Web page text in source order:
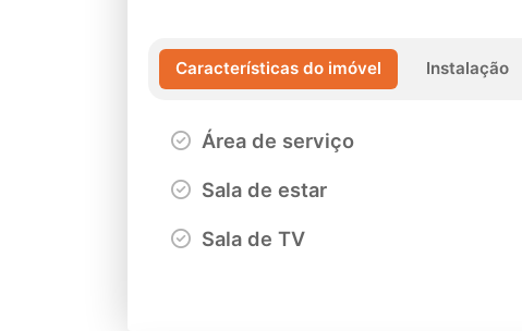
Características do imóvel Instalação
Área de serviço
Sala de estar
Sala de TV